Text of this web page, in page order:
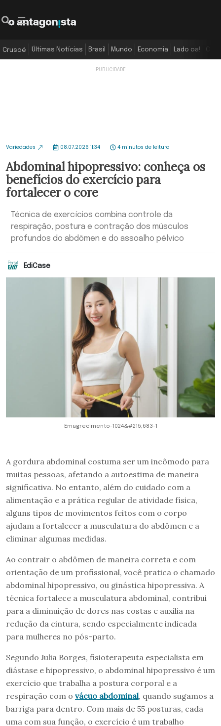
Crusoé Últimas Notícias Brasil Mundo Economia Lado oa!
Variedades 08.07.2026 11:34 4 minutos de leitura
Abdominal hipopressivo: conheça os
benefícios do exercício para
fortalecer o core
Técnica de exercícios combina controle da
respiração, postura e contração dos músculos
profundos do abdômen e do assoalho pélvico
EdiCase
Emagrecimento-1024&#215;683-1
A gordura abdominal costuma ser um incômodo para
muitas pessoas, afetando a autoestima de maneira
significativa. No entanto, além do cuidado com a
alimentação e a prática regular de atividade física,
alguns tipos de movimentos feitos com o corpo
ajudam a fortalecer a musculatura do abdômen e a
eliminar algumas medidas.
Ao contrair o abdômen de maneira correta e com
orientação de um profissional, você pratica o chamado
abdominal hipopressivo, ou ginástica hipopressiva. A
técnica fortalece a musculatura abdominal, contribui
para a diminuição de dores nas costas e auxilia na
redução da cintura, sendo especialmente indicada
para mulheres no pós-parto.
Segundo Julia Borges, fisioterapeuta especialista em
diástase e hipopressivo, o abdominal hipopressivo é um
exercício que trabalha a postura corporal e a
respiração com o vácuo abdominal, quando sugamos a
barriga para dentro. Com mais de 55 posturas, cada
uma com sua função, o exercício é um trabalho